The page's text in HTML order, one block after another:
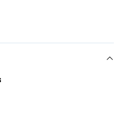
être branchés sans